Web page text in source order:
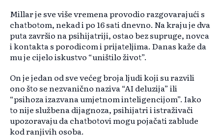
Millar je sve više vremena provodio razgovarajući s
chatbotom, nekad i po 16 sati dnevno. Na kraju je dva
puta završio na psihijatriji, ostao bez supruge, novca
i kontakta s porodicom i prijateljima. Danas kaže da
mu je cijelo iskustvo “uništilo život”.
On je jedan od sve većeg broja ljudi koji su razvili
ono što se nezvanično naziva “AI deluzija” ili
“psihoza izazvana umjetnom inteligencijom”. Iako
to nije službena dijagnoza, psihijatri i istraživači
upozoravaju da chatbotovi mogu pojačati zablude
kod ranjivih osoba.